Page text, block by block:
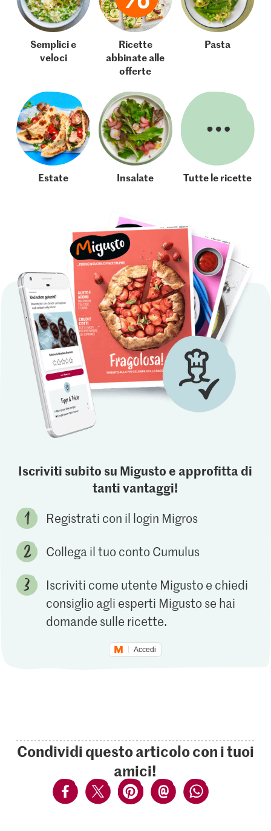
Semplici e
veloci
Ricette
abbinate alle
offerte
Pasta
Estate Insalate Tutte le ricette
Iscriviti subito su Migusto e approfitta di
tanti vantaggi!
Registrati con il login Migros
Collega il tuo conto Cumulus
Iscriviti come utente Migusto e chiedi
consiglio agli esperti Migusto se hai
domande sulle ricette.
Accedi
Condividi questo articolo con i tuoi
amici!